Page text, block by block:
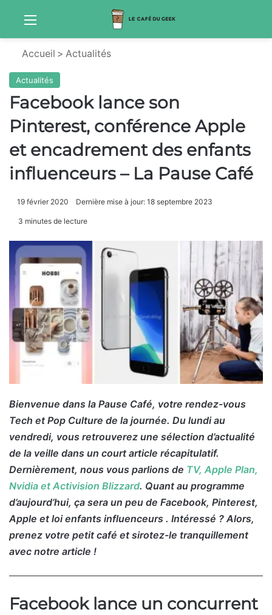
Menu
Accueil > Actualités
Actualités
Facebook lance son
Pinterest, conférence Apple
et encadrement des enfants
influenceurs – La Pause Café
19 février 2020 Dernière mise à jour: 18 septembre 2023
3 minutes de lecture
Bienvenue dans la Pause Café, votre rendez-vous
Tech et Pop Culture de la journée. Du lundi au
vendredi, vous retrouverez une sélection d’actualité
de la veille dans un court article récapitulatif.
Dernièrement, nous vous parlions de TV, Apple Plan,
Nvidia et Activision Blizzard. Quant au programme
d’aujourd’hui, ça sera un peu de Facebook, Pinterest,
Apple et loi enfants influenceurs . Intéressé ? Alors,
prenez votre petit café et sirotez-le tranquillement
avec notre article !
Facebook lance un concurrent